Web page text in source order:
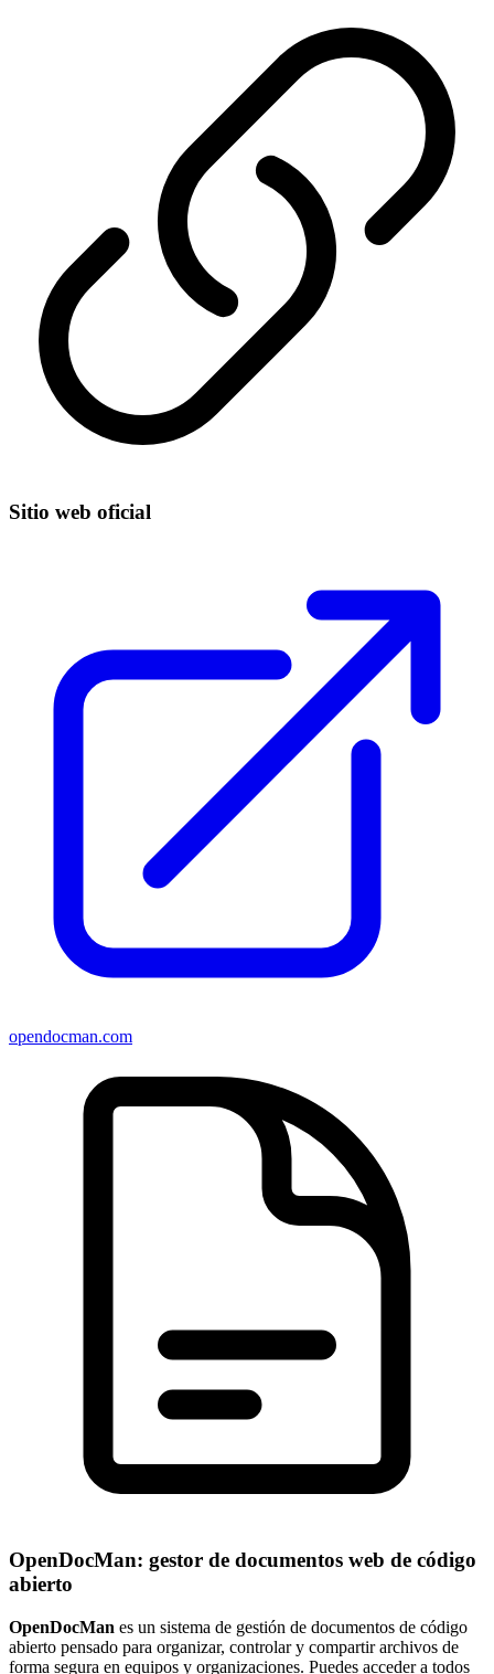
Sitio web oficial
opendocman.com
OpenDocMan: gestor de documentos web de código
abierto
OpenDocMan es un sistema de gestión de documentos de código
abierto pensado para organizar, controlar y compartir archivos de
forma segura en equipos y organizaciones. Puedes acceder a todos